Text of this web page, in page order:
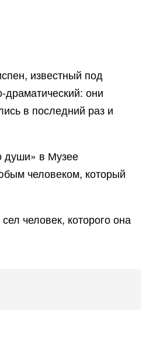
известный под
они
в последний раз и
души» в Музее
человеком, который
человек, которого она